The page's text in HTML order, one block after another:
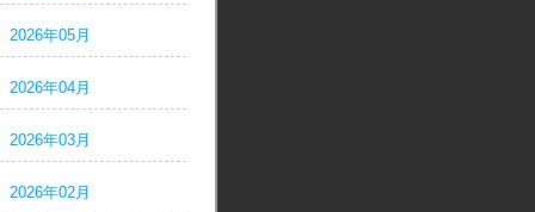
2026年05月
2026年04月
2026年03月
2026年02月